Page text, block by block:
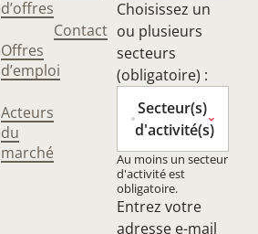
d’offres
Offres
d’emploi
Acteurs
du
marché
Contact
Choisissez un
ou plusieurs
secteurs
(obligatoire) :
Secteur(s)
d'activité(s)
Au moins un secteur
d'activité est
obligatoire.
Entrez votre
adresse e-mail